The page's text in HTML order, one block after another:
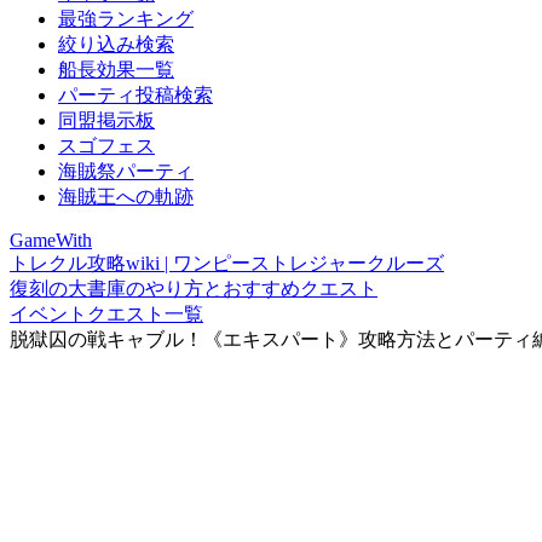
最強ランキング
絞り込み検索
船長効果一覧
パーティ投稿検索
同盟掲示板
スゴフェス
海賊祭パーティ
海賊王への軌跡
GameWith
トレクル攻略wiki | ワンピーストレジャークルーズ
復刻の大書庫のやり方とおすすめクエスト
イベントクエスト一覧
脱獄囚の戦キャブル！《エキスパート》攻略方法とパーティ